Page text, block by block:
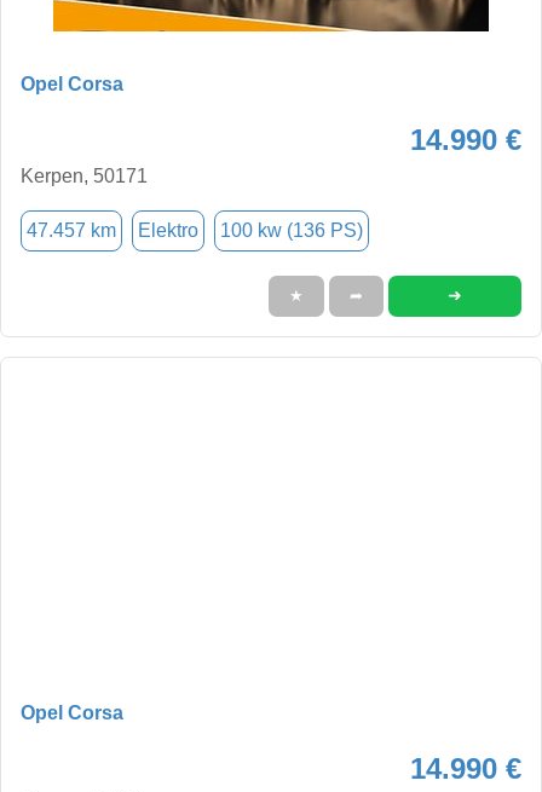
Opel Corsa
14.990 €
Kerpen, 50171
47.457 km Elektro 100 kw (136 PS)
★ ➦ ➜
Opel Corsa
14.990 €